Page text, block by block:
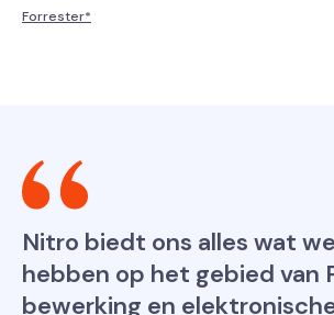
Forrester*
Nitro biedt ons alles wat
hebben op het gebied van
bewerking en